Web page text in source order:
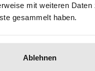
mit weiteren
gesammelt haben.
Ablehnen
Bibliographical data
to the topic
fields of work such